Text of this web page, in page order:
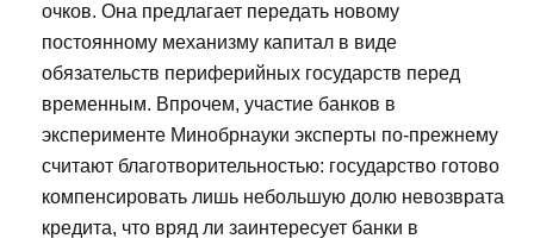
очков. Она предлагает передать новому
постоянному механизму капитал в виде
обязательств периферийных государств перед
временным. Впрочем, участие банков в
эксперименте Минобрнауки эксперты по-прежнему
считают благотворительностью: государство готово
компенсировать лишь небольшую долю невозврата
кредита, что вряд ли заинтересует банки в